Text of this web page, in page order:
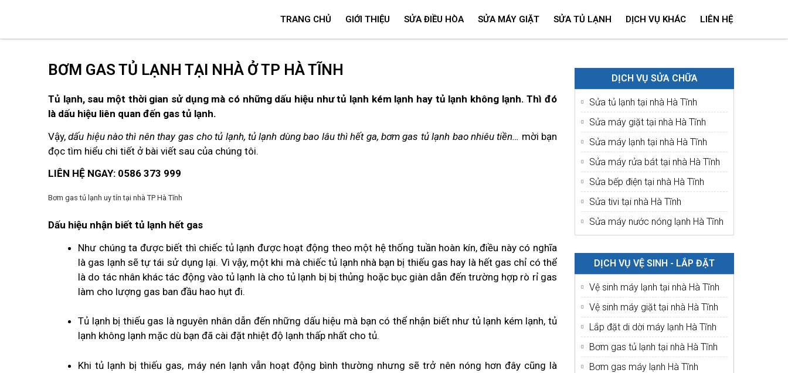
TRANG CHỦ GIỚI THIỆU SỬA ĐIỀU HÒA SỬA MÁY GIẶT SỬA TỦ LẠNH DỊCH VỤ KHÁC LIÊN HỆ
BƠM GAS TỦ LẠNH TẠI NHÀ Ở TP HÀ TĨNH
Tủ lạnh, sau một thời gian sử dụng mà có những dấu hiệu như tủ lạnh kém lạnh hay tủ lạnh không lạnh. Thì đó
là dấu hiệu liên quan đến gas tủ lạnh.
Vậy,dấu hiệu nào thì nên thay gas cho tủ lạnh, tủ lạnh dùng bao lâu thì hết ga, bơm gas tủ lạnh bao nhiêu tiền… mời bạn
đọc tìm hiểu chi tiết ở bài viết sau của chúng tôi.
LIÊN HỆ NGAY: 0586 373 999
Bơm gas tủ lạnh uy tín tại nhà TP Hà Tĩnh
Dấu hiệu nhận biết tủ lạnh hết gas
Như chúng ta được biết thì chiếc tủ lạnh được hoạt động theo một hệ thống tuần hoàn kín, điều này có nghĩa
là gas lạnh sẽ tự tái sử dụng lại. Vì vậy, một khi mà chiếc tủ lạnh nhà bạn bị thiếu gas hay là hết gas chỉ có thể
là do tác nhân khác tác động vào tủ lạnh là cho tủ lạnh bị bị thủng hoặc bục giàn dẫn đến trường hợp rò rỉ gas
làm cho lượng gas ban đầu hao hụt đi.
Tủ lạnh bị thiếu gas là nguyên nhân dẫn đến những dấu hiệu mà bạn có thể nhận biết như tủ lạnh kém lạnh, tủ
lạnh không lạnh mặc dù bạn đã cài đặt nhiệt độ lạnh thấp nhất cho tủ.
Khi tủ lạnh bị thiếu gas, máy nén lạnh vẫn hoạt động bình thường nhưng sẽ trở nên nóng hơn đây cũng là
DỊCH VỤ SỬA CHỮA
Sửa tủ lạnh tại nhà Hà Tĩnh
Sửa máy giặt tại nhà Hà Tĩnh
Sửa máy lạnh tại nhà Hà Tĩnh
Sửa máy rửa bát tại nhà Hà Tĩnh
Sửa bếp điện tại nhà Hà Tĩnh
Sửa tivi tại nhà Hà Tĩnh
Sửa máy nước nóng lạnh Hà Tĩnh
DỊCH VỤ VỆ SINH - LẮP ĐẶT
Vệ sinh máy lạnh tại nhà Hà Tĩnh
Vệ sinh máy giặt tại nhà Hà Tĩnh
Lắp đặt di dời máy lạnh Hà Tĩnh
Bơm gas tủ lạnh tại nhà Hà Tĩnh
Bơm gas máy lạnh Hà Tĩnh